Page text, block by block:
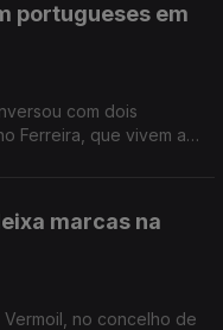
portugueses em
com dois
Ferreira, que vivem a
marcas na
no concelho de